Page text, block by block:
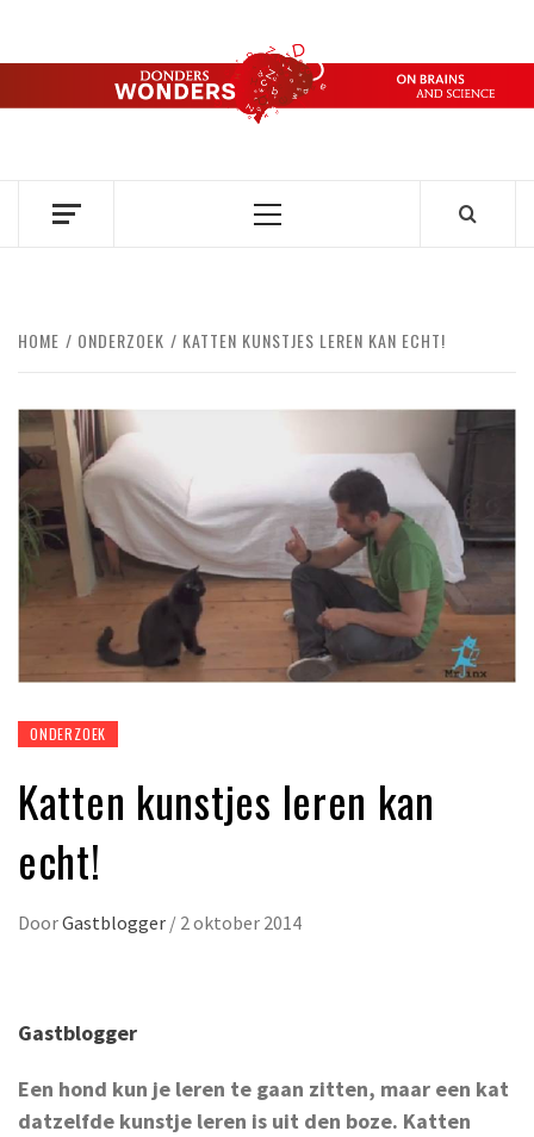
de
DONDERS
OVER HERSENEN EN WETENSCHAP // ON BRAINS AND
Primair
HOME ONDERZOEK KATTEN KUNSTJES LEREN KAN ECHT!
ONDERZOEK
Katten kunstjes leren kan
echt!
DoorGastblogger / 2 oktober 2014
Gastblogger
Een hond kun je leren te gaan zitten, maar een kat
datzelfde kunstje leren is uit den boze. Katten